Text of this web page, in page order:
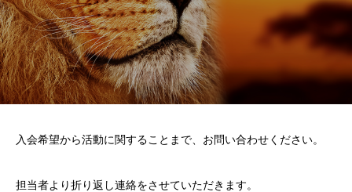
入会希望から活動に関することまで、お問い合わせください。
担当者より折り返し連絡をさせていただきます。